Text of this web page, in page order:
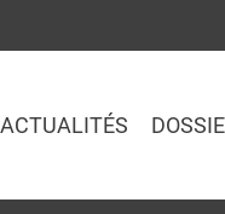
ACTUALITÉS